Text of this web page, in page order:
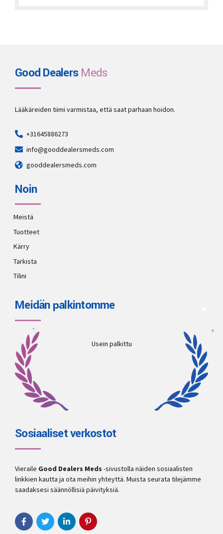
Good DealersMeds
Lääkäreiden tiimi varmistaa, että saat parhaan hoidon.
+31645886273
info@gooddealersmeds.com
gooddealersmeds.com
Noin
Meistä
Tuotteet
Kärry
Tarkista
Tilini
Meidän palkintomme
Usein palkittu
Sosiaaliset verkostot
Vieraile Good Dealers Meds -sivustolla näiden sosiaalisten
linkkien kautta ja ota meihin yhteyttä. Muista seurata tilejämme
saadaksesi säännöllisiä päivityksiä.